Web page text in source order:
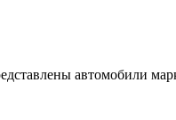
автомобили